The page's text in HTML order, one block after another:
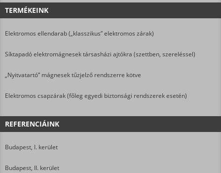
TERMÉKEINK
Elektromos ellendarab („klasszikus” elektromos zárak)
Síktapadó elektromágnesek társasházi ajtókra (szettben, szereléssel)
„Nyitvatartó” mágnesek tűzjelző rendszerre kötve
Elektromos csapzárak (főleg egyedi biztonsági rendszerek esetén)
REFERENCIÁINK
Budapest, I. kerület
Budapest, II. kerület